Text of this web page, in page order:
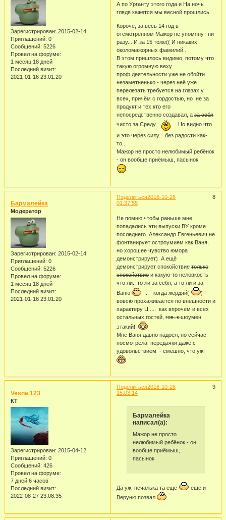
Зарегистрирован: 2015-02-14
Приглашений: 0
Сообщений: 5226
Провел на форуме:
1 месяц 18 дней
Последний визит:
2021-01-16 23:01:20
А по Урганту этого года и На ночь
глядя кажется мы весной прошлись.
Короче, за весь 14 год в
отсмотренном Мажор не упомянут ни
разу... И за 15 тоже(( И никаких
околомажорных фамилий..
В этом пришлось видимо, потому что
такую огромную веху
проф.деятельности уже не обойти
незаметненько - через неё уже
перелезать требуется на глазах у
всех, причём с гордостью, но не за
продукт и тех кто его
непосредственно создавал, а за себя
чисто за Среду
Но видно что
и это через силу... без радости как-
то...
Мажор не просто нелюбимый ребёнок
- он вообще приёмыш, пасынок
Поделиться 8
2016-10-26
01:37:55
Бармалейка
Модератор
Зарегистрирован: 2015-02-14
Приглашений: 0
Сообщений: 5226
Провел на форуме:
1 месяц 18 дней
Последний визит:
2021-01-16 23:01:20
Не помню чтобы раньше мне
попадались эти выпуски ВУ кроме
последнего. Александр Евгеньевич не
фонтанирует остроумием как Ваня,
но хорошее чувство юмора
демонстрирует) А ещё
демонстрирует спокойствие только
спокойствиеи какую-то неловкость
что ли.. то ли за себя, а то ли и за
Ваню
... когда жердяй(
)
вовсю прохаживается по внешности и
характеру Ц..... как впрочем и всех
остальных гостей, гов..кшоумен
этакий!
Мне Ваня давно надоел, но сейчас
посмотрела передачки даже с
удовольствием - смешно, что уж!
Поделиться 9
2016-10-26
15:03:14
Vesna 123
КТ
Зарегистрирован: 2015-04-12
Приглашений: 0
Сообщений: 426
Провел на форуме:
7 дней 6 часов
Последний визит:
2022-08-27 23:08:35
Бармалейка
написал(а):
Мажор не просто
нелюбимый ребёнок - он
вообще приёмыш,
пасынок
Да уж, печалька та еще
еще и
Веруню позвал